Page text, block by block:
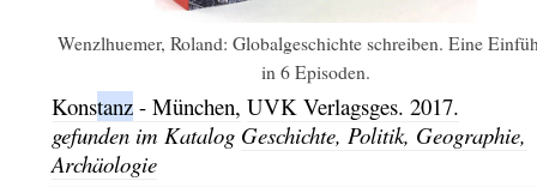
Wenzlhuemer, Roland: Globalgeschichte schreiben. Eine
in 6 Episoden.
Konstanz- München, UVK Verlagsges. 2017.
gefunden im Katalog Geschichte, Politik, Geographie,
Archäologie